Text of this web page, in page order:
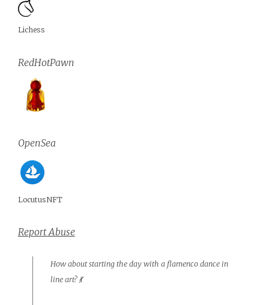
Lichess
RedHotPawn
OpenSea
LocutusNFT
Report Abuse
How about starting the day with a flamenco dance in
line art? 💃